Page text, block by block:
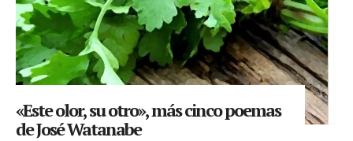
«Este olor, su otro», más cinco poemas
de José Watanabe